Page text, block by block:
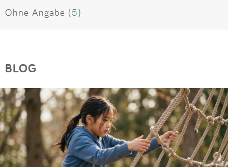
Ohne Angabe (5)
BLOG